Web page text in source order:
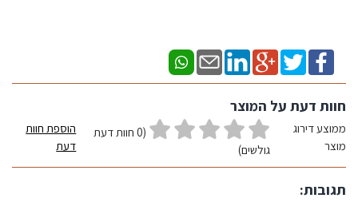
חוות דעת על המוצר
ממוצע דירוג
מוצר
(0 חוות דעת
גולשים)
הוספת חוות
דעת
תגובות: